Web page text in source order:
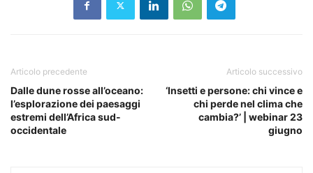
Articolo precedente
Dalle dune rosse all’oceano:
l’esplorazione dei paesaggi
estremi dell’Africa sud-
occidentale
Articolo successivo
‘Insetti e persone: chi vince e
chi perde nel clima che
cambia?’ | webinar 23
giugno